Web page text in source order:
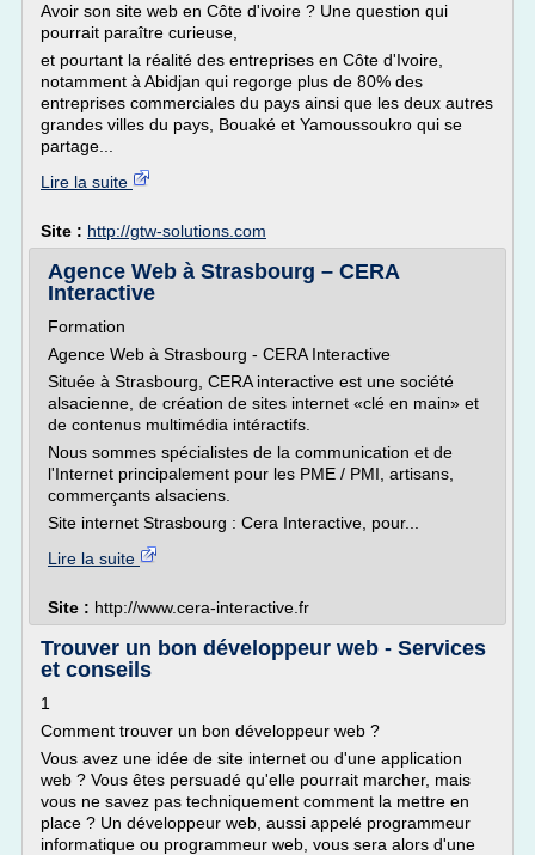
Avoir son site web en Côte d'ivoire ? Une question qui
pourrait paraître curieuse,
et pourtant la réalité des entreprises en Côte d'Ivoire,
notamment à Abidjan qui regorge plus de 80% des
entreprises commerciales du pays ainsi que les deux autres
grandes villes du pays, Bouaké et Yamoussoukro qui se
partage...
Lire la suite
Site : http://gtw-solutions.com
Agence Web à Strasbourg – CERA
Interactive
Formation
Agence Web à Strasbourg - CERA Interactive
Située à Strasbourg, CERA interactive est une société
alsacienne, de création de sites internet «clé en main» et
de contenus multimédia intéractifs.
Nous sommes spécialistes de la communication et de
l'Internet principalement pour les PME / PMI, artisans,
commerçants alsaciens.
Site internet Strasbourg : Cera Interactive, pour...
Lire la suite
Site : http://www.cera-interactive.fr
Trouver un bon développeur web - Services
et conseils
1
Comment trouver un bon développeur web ?
Vous avez une idée de site internet ou d'une application
web ? Vous êtes persuadé qu'elle pourrait marcher, mais
vous ne savez pas techniquement comment la mettre en
place ? Un développeur web, aussi appelé programmeur
informatique ou programmeur web, vous sera alors d'une